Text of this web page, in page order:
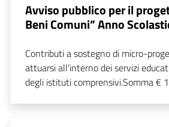
Avviso pubblico per il
Beni Comuni” Anno
Contributi a sostegno di micro-
attuarsi all’interno dei servizi
degli istituti comprensivi.Somma €